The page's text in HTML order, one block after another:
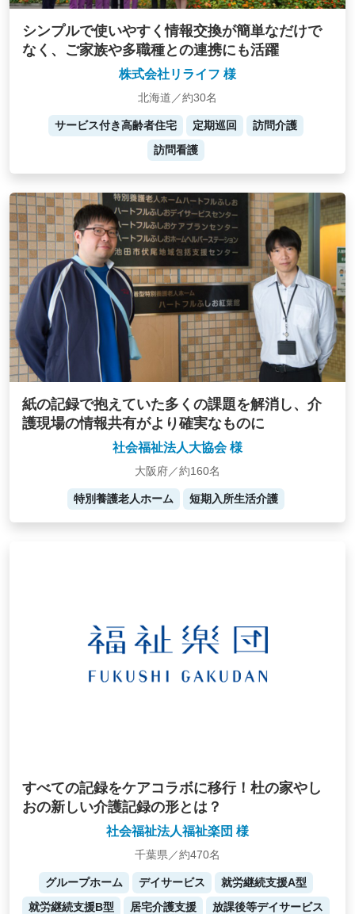
シンプルで使いやすく情報交換が簡単なだけで
なく、ご家族や多職種との連携にも活躍
株式会社リライフ 様
北海道／約30名
サービス付き高齢者住宅 定期巡回
訪問介護
訪問看護
紙の記録で抱えていた多くの課題を解消し、介
護現場の情報共有がより確実なものに
社会福祉法人大協会 様
大阪府／約160名
特別養護老人ホーム 短期入所生活介護
すべての記録をケアコラボに移行！杜の家やし
おの新しい介護記録の形とは？
社会福祉法人福祉楽団 様
千葉県／約470名
グループホーム デイサービス
就労継続支援A型
就労継続支援B型
居宅介護支援
放課後等デイサービス